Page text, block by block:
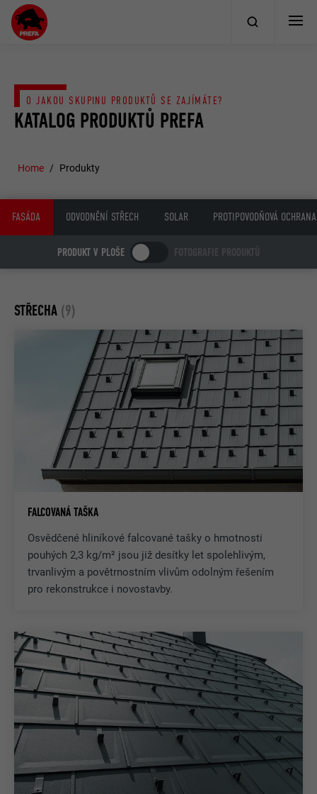
KATALOG PRODUKTŮ PREFA
O JAKOU SKUPINU PRODUKTŮ SE ZAJÍMÁTE?
Home Produkty
FASÁDA ODVODNĚNÍ STŘECH SOLAR PROTIPOVODŇOVÁ OCHRANA
PRODUKT V PLOŠE
STŘECHA (9)
FALCOVANÁ TAŠKA
Osvědčené hliníkové falcované tašky o hmotnosti
pouhých 2,3 kg/m² jsou již desítky let spolehlivým,
trvanlivým a povětrnostním vlivům odolným řešením
pro rekonstrukce i novostavby.